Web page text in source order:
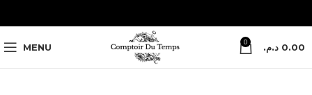
MENU 0 0.00 د.م.